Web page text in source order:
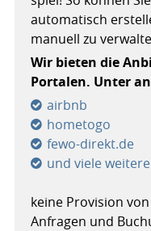
automatisch
manuell zu
Wir bieten die
Portalen. Unter
airbnb
hometogo
fewo-direkt.de
und viele weitere
keine Provision
Anfragen und